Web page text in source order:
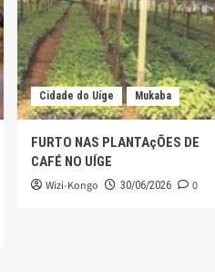
Cidade do Uíge Mukaba
FURTO NAS PLANTAçÕES DE
CAFÉ NO UÍGE
Wizi-Kongo 30/06/2026 0